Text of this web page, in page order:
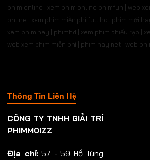
phim online | xem phim online phimfun | web
online | xem phim miễn phí full hd | phim mới
xem phim hay | phimhd | xem phim chiếu rạp |
web xem phim miễn phí | phim hay.net | web
Thông Tin Liên Hệ
CÔNG TY TNHH GIẢI TRÍ
PHIMMOIZZ
Địa chỉ:57 - 59 Hồ Tùng